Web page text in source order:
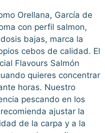
Orellana, García de
con perfil salmon,
bajas, marca la
cebos de calidad. El
Flavours Salmón
quieres concentrar
horas. Nuestro
pescando en los
ajustar la
de la carpa y a la